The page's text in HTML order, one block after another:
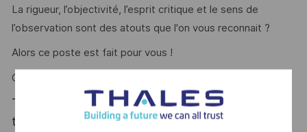
La rigueur, l’objectivité, l’esprit critique et le sens de
l’observation sont des atouts que l'on vous reconnait ?
Alors ce poste est fait pour vous !
CDD de 6 mois.
Thales, entreprise Handi-Engagée, reconnait
tous les talents. La diversité est notre meilleur